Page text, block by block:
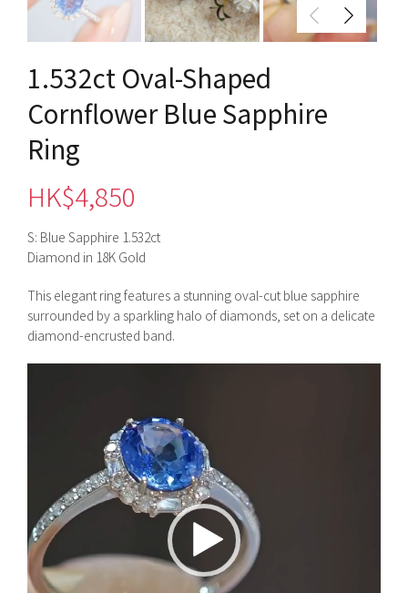
1.532ct Oval-Shaped
Cornflower Blue Sapphire
Ring
HK$4,850
S: Blue Sapphire 1.532ct
Diamond in 18K Gold
This elegant ring features a stunning oval-cut blue sapphire
surrounded by a sparkling halo of diamonds, set on a delicate
diamond-encrusted band.